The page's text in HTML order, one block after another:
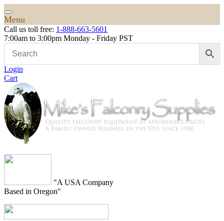
Menu
Call us toll free: 1-888-663-5601
7:00am to 3:00pm Monday - Friday PST
Login
Cart
"A USA Company
Based in Oregon"